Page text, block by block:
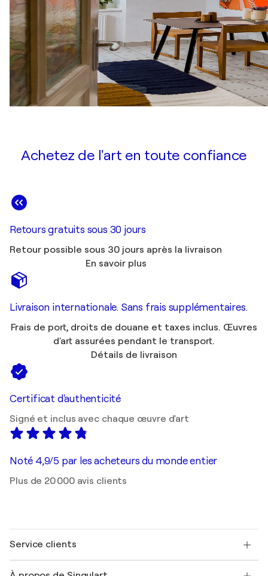
Achetez de l'art en toute confiance
Retours gratuits sous 30 jours
Retour possible sous 30 jours après la livraison
En savoir plus
Livraison internationale. Sans frais supplémentaires.
Frais de port, droits de douane et taxes inclus. Œuvres
d'art assurées pendant le transport.
Détails de livraison
Certificat d'authenticité
Signé et inclus avec chaque œuvre d'art
Noté 4,9/5 par les acheteurs du monde entier
Plus de 20 000 avis clients
Service clients